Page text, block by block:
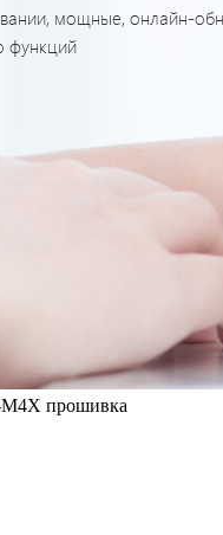
прошивка